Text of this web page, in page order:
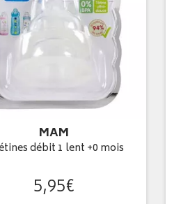
MAM
débit 1 lent +0 mois
5,95€